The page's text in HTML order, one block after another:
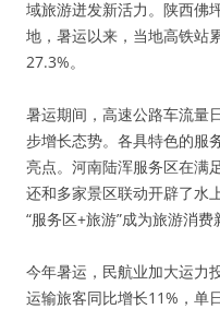
域旅游迸发新活力。陕西佛
地，暑运以来，当地高铁站
27.3%。
暑运期间，高速公路车流量
步增长态势。各具特色的服
亮点。河南陆浑服务区在满
还和多家景区联动开辟了水
“服务区+旅游”成为旅游消费
今年暑运，民航业加大运力
运输旅客同比增长11%，单